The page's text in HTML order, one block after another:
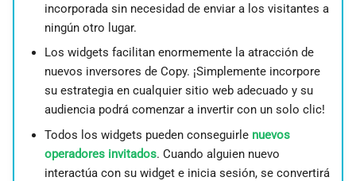
incorporada sin necesidad de enviar a los visitantes a
ningún otro lugar.
Los widgets facilitan enormemente la atracción de
nuevos inversores de Copy. ¡Simplemente incorpore
su estrategia en cualquier sitio web adecuado y su
audiencia podrá comenzar a invertir con un solo clic!
Todos los widgets pueden conseguirle nuevos
operadores invitados. Cuando alguien nuevo
interactúa con su widget e inicia sesión, se convertirá